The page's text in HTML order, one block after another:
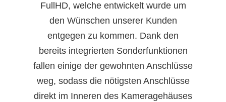
FullHD, welche entwickelt wurde um
den Wünschen unserer Kunden
entgegen zu kommen. Dank den
bereits integrierten Sonderfunktionen
fallen einige der gewohnten Anschlüsse
weg, sodass die nötigsten Anschlüsse
direkt im Inneren des Kameragehäuses